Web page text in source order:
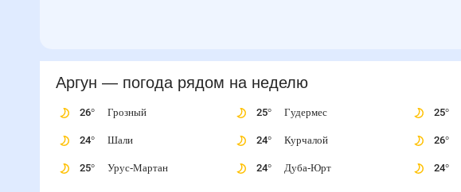
Аргун — погода рядом на неделю
26° Грозный
24° Шали
25° Урус-Мартан
25° Гудермес
24° Курчалой
24° Дуба-Юрт
25°
26°
24°